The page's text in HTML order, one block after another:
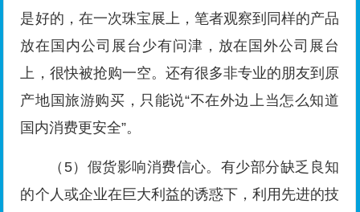
是好的，在一次珠宝展上，笔者观察到同样的产品
放在国内公司展台少有问津，放在国外公司展台
上，很快被抢购一空。还有很多非专业的朋友到原
产地国旅游购买，只能说“不在外边上当怎么知道
国内消费更安全”。
（5）假货影响消费信心。有少部分缺乏良知
的个人或企业在巨大利益的诱惑下，利用先进的技